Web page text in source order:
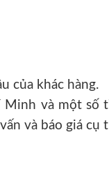
của khác hàng.
và một số
và báo giá cụ